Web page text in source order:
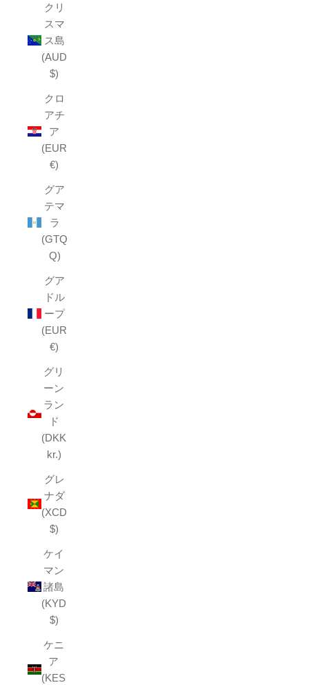
クリ
スマ
ス島
(AUD
$)
クロ
アチ
ア
(EUR
€)
グア
テマ
ラ
(GTQ
Q)
グア
ドル
ープ
(EUR
€)
グリ
ーン
ラン
ド
(DKK
kr.)
グレ
ナダ
(XCD
$)
ケイ
マン
諸島
(KYD
$)
ケニ
ア
(KES